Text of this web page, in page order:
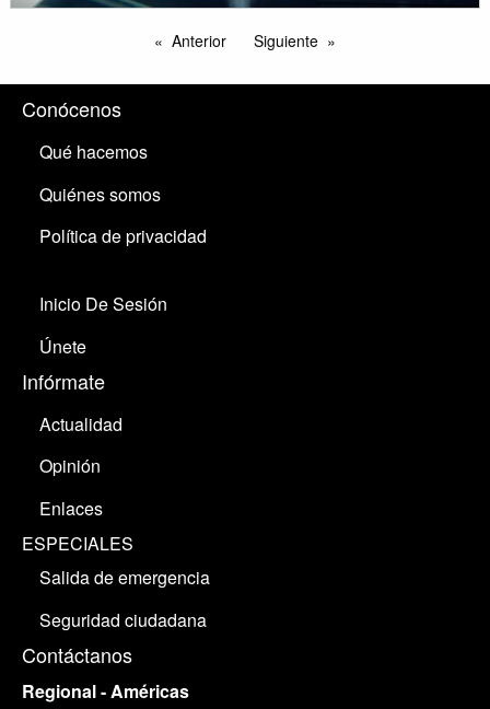
Anterior Siguiente
Conócenos
Qué hacemos
Quiénes somos
Política de privacidad
Inicio De Sesión
Únete
Infórmate
Actualidad
Opinión
Enlaces
ESPECIALES
Salida de emergencia
Seguridad ciudadana
Contáctanos
Regional - Américas